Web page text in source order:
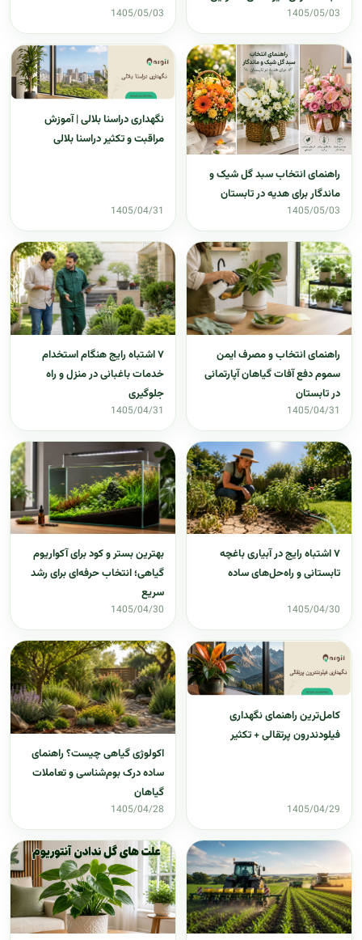
1405/05/03
1405/05/03
راهنمای انتخاب سبد گل شیک و
ماندگار برای هدیه در تابستان
1405/05/03
نگهداری دراسنا بلالی | آموزش
مراقبت و تکثیر دراسنا بلالی
1405/04/31
راهنمای انتخاب و مصرف ایمن
سموم دفع آفات گیاهان آپارتمانی
در تابستان
1405/04/31
۷ اشتباه رایج هنگام استخدام
خدمات باغبانی در منزل و راه
جلوگیری
1405/04/31
۷ اشتباه رایج در آبیاری باغچه
تابستانی و راه‌حل‌های ساده
1405/04/30
بهترین بستر و کود برای آکواریوم
گیاهی؛ انتخاب حرفه‌ای برای رشد
سریع
1405/04/30
کامل‌ترین راهنمای نگهداری
فیلودندرون پرتقالی + تکثیر
1405/04/29
اکولوژی گیاهی چیست؟ راهنمای
ساده درک بوم‌شناسی و تعاملات
گیاهان
1405/04/28